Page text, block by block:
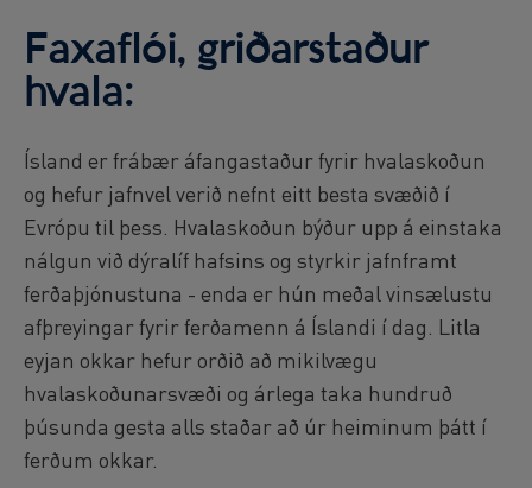
Faxaflói, griðarstaður
hvala:
Ísland er frábær áfangastaður fyrir hvalaskoðun
og hefur jafnvel verið nefnt eitt besta svæðið í
Evrópu til þess. Hvalaskoðun býður upp á einstaka
nálgun við dýralíf hafsins og styrkir jafnframt
ferðaþjónustuna - enda er hún meðal vinsælustu
afþreyingar fyrir ferðamenn á Íslandi í dag. Litla
eyjan okkar hefur orðið að mikilvægu
hvalaskoðunarsvæði og árlega taka hundruð
þúsunda gesta alls staðar að úr heiminum þátt í
ferðum okkar.